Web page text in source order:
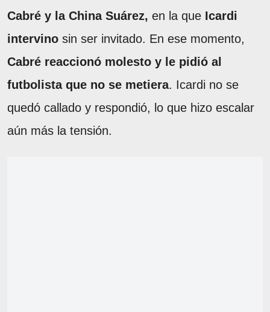
Cabré y la China Suárez, en la que Icardi
intervino sin ser invitado. En ese momento,
Cabré reaccionó molesto y le pidió al
futbolista que no se metiera. Icardi no se
quedó callado y respondió, lo que hizo escalar
aún más la tensión.